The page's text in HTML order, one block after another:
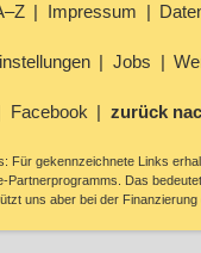
Impressum
Jobs
Facebook zurück
Für gekennzeichnete Links
Partnerprogramms. Das
uns aber bei der Finanzierung